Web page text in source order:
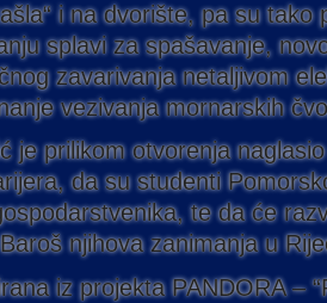
i na dvorište, pa su tako
splavi za spašavanje,
zavarivanja netaljivom
vezivanja mornarskih
je prilikom otvorenja
da su studenti
te da će
njihova zanimanja u
iz projekta PANDORA –